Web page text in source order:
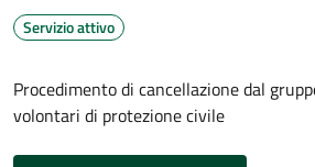
Servizio attivo
Procedimento di cancellazione dal
volontari di protezione civile